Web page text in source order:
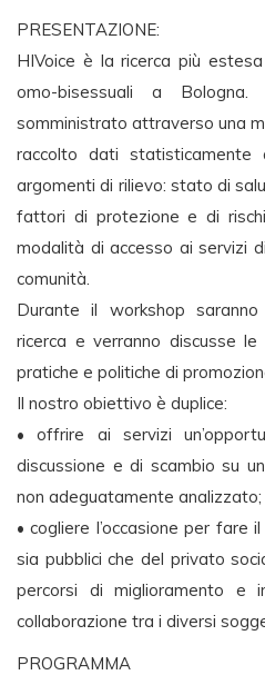
PRESENTAZIONE:
HIVoice è la ricerca più
omo-bisessuali a
somministrato attraverso una
raccolto dati
argomenti di rilievo: stato di
fattori di protezione e di
modalità di accesso ai servizi
comunità.
Durante il workshop
ricerca e verranno discusse
pratiche e politiche di
Il nostro obiettivo è duplice:
• offrire ai servizi
discussione e di scambio su
non adeguatamente analizzato;
• cogliere l’occasione per fare
sia pubblici che del privato
percorsi di miglioramento e
collaborazione tra i diversi
PROGRAMMA